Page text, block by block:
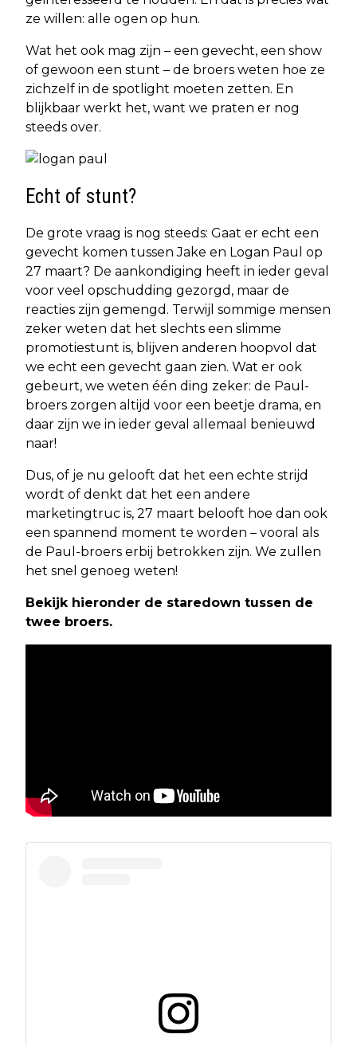
ze willen: alle ogen op hun.
Wat het ook mag zijn – een gevecht, een show
of gewoon een stunt – de broers weten hoe ze
zichzelf in de spotlight moeten zetten. En
blijkbaar werkt het, want we praten er nog
steeds over.
Echt of stunt?
De grote vraag is nog steeds: Gaat er echt een
gevecht komen tussen Jake en Logan Paul op
27 maart? De aankondiging heeft in ieder geval
voor veel opschudding gezorgd, maar de
reacties zijn gemengd. Terwijl sommige mensen
zeker weten dat het slechts een slimme
promotiestunt is, blijven anderen hoopvol dat
we echt een gevecht gaan zien. Wat er ook
gebeurt, we weten één ding zeker: de Paul-
broers zorgen altijd voor een beetje drama, en
daar zijn we in ieder geval allemaal benieuwd
naar!
Dus, of je nu gelooft dat het een echte strijd
wordt of denkt dat het een andere
marketingtruc is, 27 maart belooft hoe dan ook
een spannend moment te worden – vooral als
de Paul-broers erbij betrokken zijn. We zullen
het snel genoeg weten!
Bekijk hieronder de staredown tussen de
twee broers.